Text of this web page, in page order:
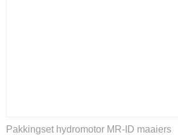
Pakkingset hydromotor MR-ID maaiers